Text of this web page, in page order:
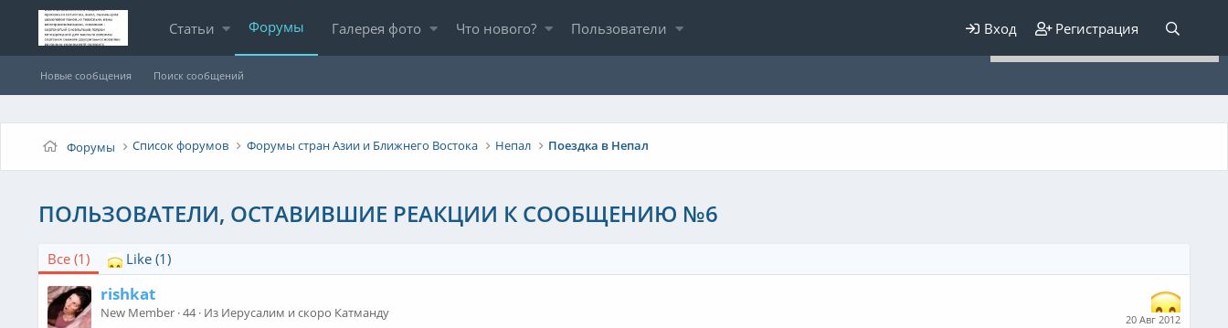
Статьи Форумы Галерея фото Что нового? Пользователи Вход Регистрация
Новые сообщения Поиск сообщений
Форумы Список форумов Форумы стран Азии и Ближнего Востока Непал Поездка в Непал
ПОЛЬЗОВАТЕЛИ, ОСТАВИВШИЕ РЕАКЦИИ К СООБЩЕНИЮ №6
Все (1) Like (1)
20 Авг 2012
rishkat
New Member ·44· Из Иерусалим и скоро Катманду
Для любых предложений по